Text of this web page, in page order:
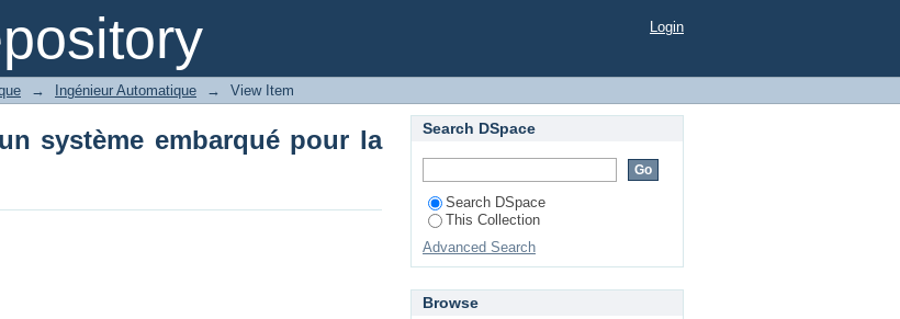
système embarqué pour la sécurité d’incendie. Login
→ Ingénieur Automatique → View Item
système embarqué pour la
Search DSpace
Search DSpace
This Collection
Advanced Search
Browse